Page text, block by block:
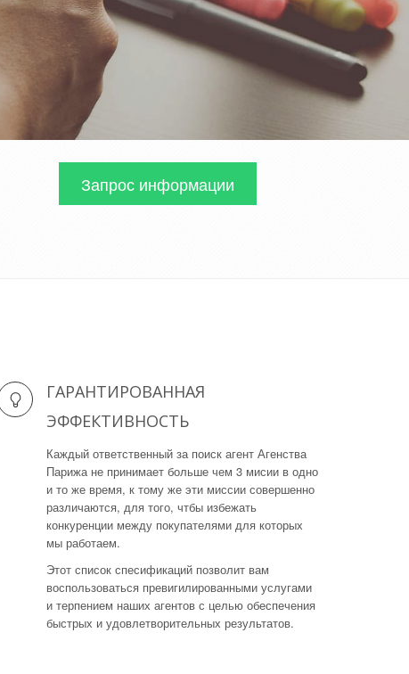
Запрос информации
ГАРАНТИРОВАННАЯ
ЭФФЕКТИВНОСТЬ
Каждый ответственный за поиск агент Агенства
Парижа не принимает больше чем 3 мисии в одно
и то же время, к тому же эти миссии совершенно
различаются, для того, чтбы избежать
конкуренции между покупателями для которых
мы работаем.
Этот список спесификаций позволит вам
воспользоваться превигилированными услугами
и терпением наших агентов с целью обеспечения
быстрых и удовлетворительных результатов.